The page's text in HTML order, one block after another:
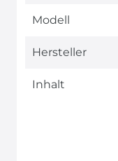
Modell
Hersteller
Inhalt